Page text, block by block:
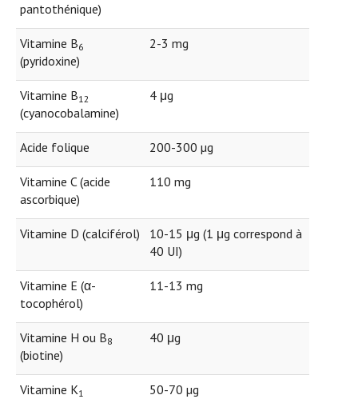
pantothénique)
Vitamine B6
(pyridoxine)
2-3 mg
Vitamine B12
(cyanocobalamine)
4 μg
Acide folique 200-300 µg
Vitamine C (acide
ascorbique)
110 mg
Vitamine D (calciférol)
10-15 μg (1 μg correspond à
40 UI)
Vitamine E (α-
tocophérol)
11-13 mg
Vitamine H ou B8
(biotine)
40 μg
Vitamine K1 50-70 µg